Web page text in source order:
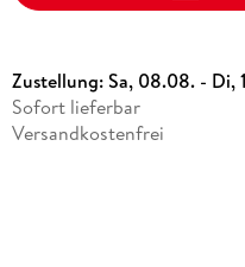
Zustellung:Sa, 08.08. - Di,
Sofort lieferbar
Versandkostenfrei